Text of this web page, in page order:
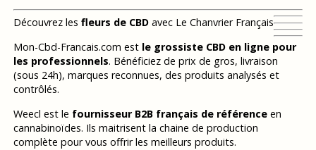
Découvrez les fleurs de CBDavec Le Chanvrier Français
Mon-Cbd-Francais.com est le grossiste CBD en ligne pour
les professionnels. Bénéficiez de prix de gros, livraison
(sous 24h), marques reconnues, des produits analysés et
contrôlés.
Weecl est le fournisseur B2B français de référenceen
cannabinoïdes. Ils maitrisent la chaine de production
complète pour vous offrir les meilleurs produits.